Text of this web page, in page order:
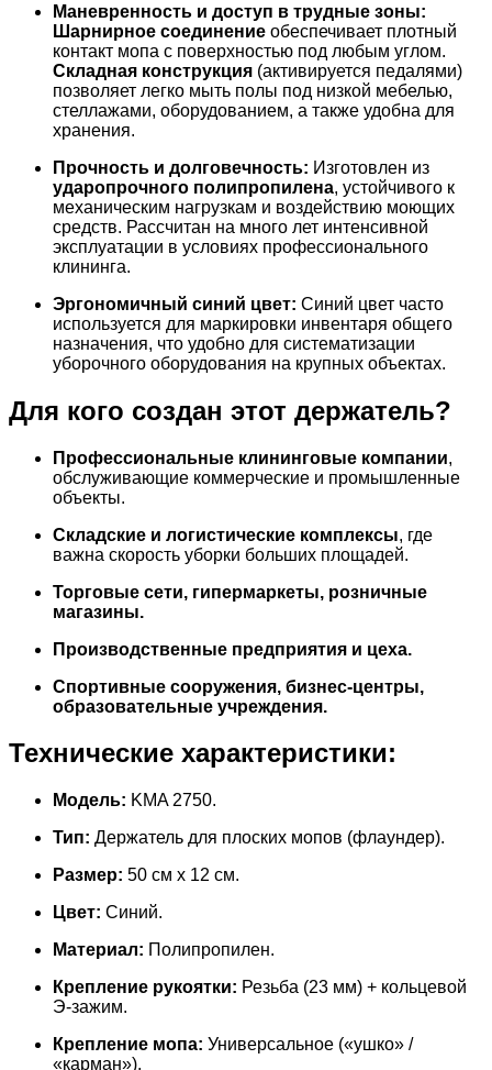
Маневренность и доступ в трудные зоны:
Шарнирное соединение обеспечивает плотный
контакт мопа с поверхностью под любым углом.
Складная конструкция (активируется педалями)
позволяет легко мыть полы под низкой мебелью,
стеллажами, оборудованием, а также удобна для
хранения.
Прочность и долговечность: Изготовлен из
ударопрочного полипропилена, устойчивого к
механическим нагрузкам и воздействию моющих
средств. Рассчитан на много лет интенсивной
эксплуатации в условиях профессионального
клининга.
Эргономичный синий цвет: Синий цвет часто
используется для маркировки инвентаря общего
назначения, что удобно для систематизации
уборочного оборудования на крупных объектах.
Для кого создан этот держатель?
Профессиональные клининговые компании,
обслуживающие коммерческие и промышленные
объекты.
Складские и логистические комплексы, где
важна скорость уборки больших площадей.
Торговые сети, гипермаркеты, розничные
магазины.
Производственные предприятия и цеха.
Спортивные сооружения, бизнес-центры,
образовательные учреждения.
Технические характеристики:
Модель: KMA 2750.
Тип: Держатель для плоских мопов (флаундер).
Размер: 50 см x 12 см.
Цвет: Синий.
Материал: Полипропилен.
Крепление рукоятки: Резьба (23 мм) + кольцевой
Э-зажим.
Крепление мопа: Универсальное («ушко» /
«карман»).